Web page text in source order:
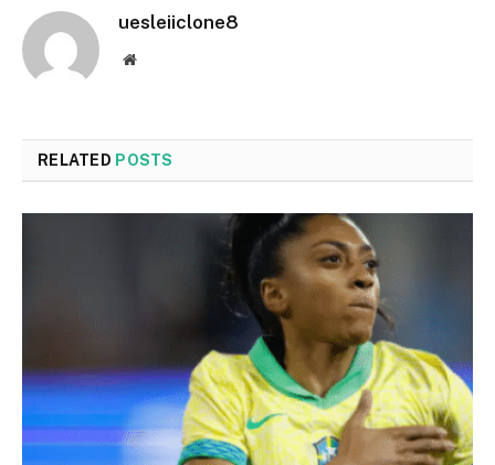
uesleiiclone8
Website
RELATED POSTS